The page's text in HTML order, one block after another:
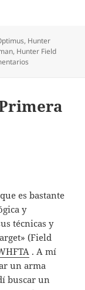
, Hunter
, Hunter Field
es bastante
y
técnicas y
(Field
. A mí
un arma
buscar un